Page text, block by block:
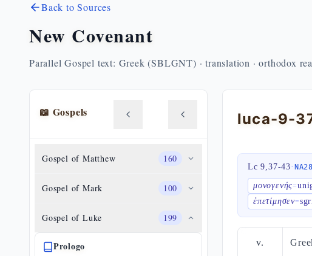
Back to Sources
New Covenant
Parallel Gospel text: Greek (SBLGNT) · translation · orthodox
📖 Gospels
Gospel of Matthew 160
Gospel of Mark 100
Gospel of Luke 199
Prologo
luca-9-
Lc 9,37-43· NA28
μονογενής=
ἐπετίμησεν=
v.